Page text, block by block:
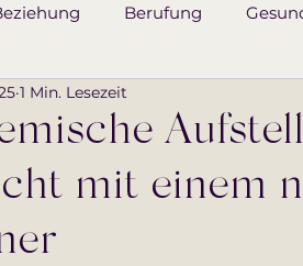
Berufung
mit einem
1 Min. Lesezeit